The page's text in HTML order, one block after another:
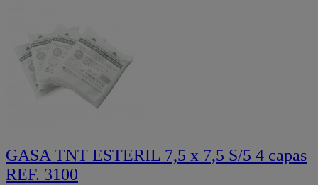
GASA TNT ESTERIL 7,5 x 7,5 S/5 4 capas
REF. 3100